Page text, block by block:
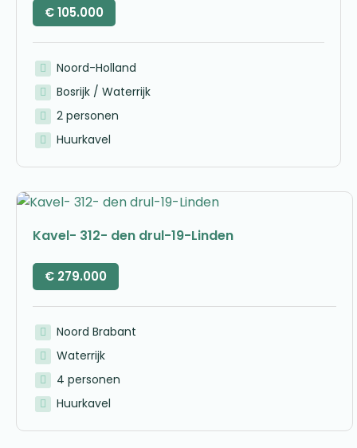
€105.000
Noord-Holland
Bosrijk / Waterrijk
2 personen
Huurkavel
Kavel- 312- den drul-19-Linden
€ 279.000
Noord Brabant
Waterrijk
4 personen
Huurkavel